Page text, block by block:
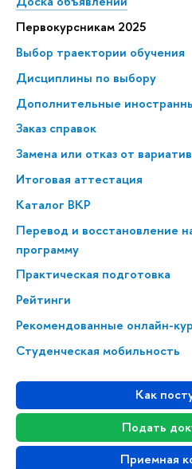
Первокурсникам 2025
Выбор траектории обучения
Дисциплины по выбору
Дополнительные
Заказ справок
Замена или отказ от
Итоговая аттестация
Каталог ВКР
Перевод и восстановление
программу
Практическая подготовка
Рейтинги
Рекомендованные онлайн-
Студенческая мобильность
Как
Подать
Приемная